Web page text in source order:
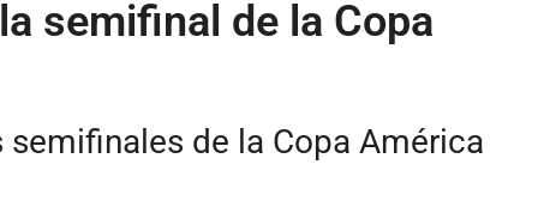
semifinal de la Copa
de la Copa América